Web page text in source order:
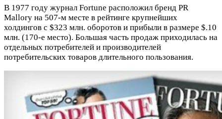
В 1977 году журнал Fortune расположил бренд PR
Mallory на 507-м месте в рейтинге крупнейших
холдингов с $323 млн. оборотов и прибыли в размере $.10
млн. (170-е место). Большая часть продаж приходилась на
отдельных потребителей и производителей
потребительских товаров длительного пользования.